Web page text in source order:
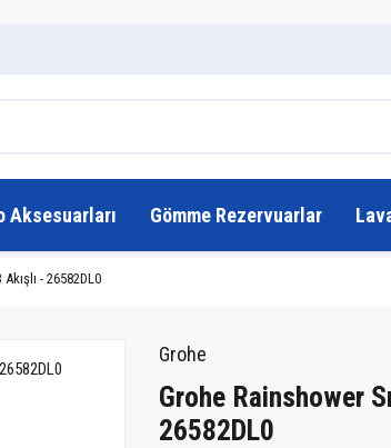
Aksesuarları Gömme Rezervuarlar
- 26582DL0
Grohe
Grohe Rainshower
26582DL0